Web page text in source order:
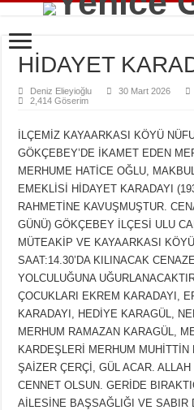
HİDAYET
Deniz Elieyioğlu 30 Mart 2026
2,414 Göserim
İLÇEMİZ KAYAARKASI KÖYÜ
GÖKÇEBEY’DE İKAMET EDEN
MERHUME HATİCE OĞLU,
EMEKLİSİ HİDAYET KARADAYI
RAHMETİNE KAVUŞMUŞTUR.
GÜNÜ) GÖKÇEBEY İLÇESİ ULU
MÜTEAKİP VE KAYAARKASI
SAAT:14.30’DA KILINACAK
YOLCULUĞUNA
ÇOCUKLARI EKREM KARADAYI,
KARADAYI, HEDİYE KARAGÜL,
MERHUM RAMAZAN KARAGÜL,
KARDEŞLERİ MERHUM
ŞAİZER ÇERÇİ, GÜL ACAR.
CENNET OLSUN. GERİDE
AİLESİNE BAŞSAĞLIĞI VE SABIR